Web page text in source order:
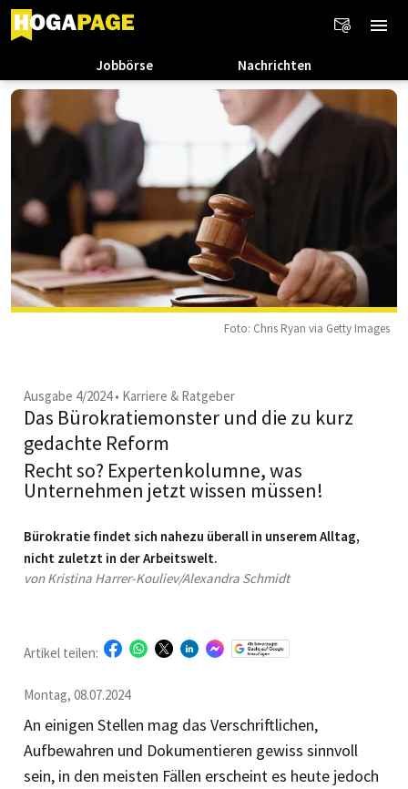
Jobbörse Nachrichten
Foto: Chris Ryan via Getty Images
Ausgabe 4/2024• Karriere & Ratgeber
Das Bürokratiemonster und die zu kurz
gedachte Reform
Recht so? Expertenkolumne, was
Unternehmen jetzt wissen müssen!
Bürokratie findet sich nahezu überall in unserem Alltag,
nicht zuletzt in der Arbeitswelt.
von Kristina Harrer-Kouliev/Alexandra Schmidt
Montag, 08.07.2024
Artikel teilen:
An einigen Stellen mag das Verschriftlichen,
Aufbewahren und Dokumentieren gewiss sinnvoll
sein, in den meisten Fällen erscheint es heute jedoch